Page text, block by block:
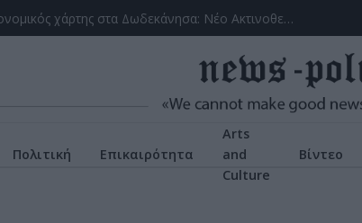
(VIDEOS) Αλλάζει ο υγειονομικός χάρτης στα Δωδεκάνησα: Νέο Ακτινοθεραπευτικό Κέντρο και ενίσχυση του ΕΣΥ στη Ρόδο, σύμφωνα με τον υπ. Υγείας, Άδωνη Γεωργιάδη
Πολιτική Επικαιρότητα
Arts
and
Culture
Βίντεο